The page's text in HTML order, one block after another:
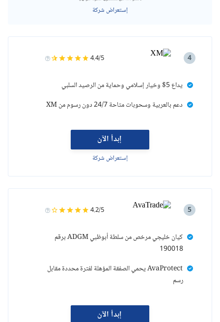
إستعراض شركة
إبدأ الآن
إستعراض شركة
4
4.4/5
يداع 5$ وخيار إسلامي وحماية من الرصيد السلبي
دعم بالعربية وسحوبات متاحة 24/7 دون رسوم من XM
إبدأ الآن
5
4.2/5
كيان خليجي مرخص من سلطة أبوظبي ADGM برقم
190018
AvaProtect يحمي الصفقة المؤهلة لفترة محددة مقابل
رسم